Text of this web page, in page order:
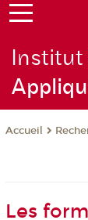
Institut
Accueil
Les